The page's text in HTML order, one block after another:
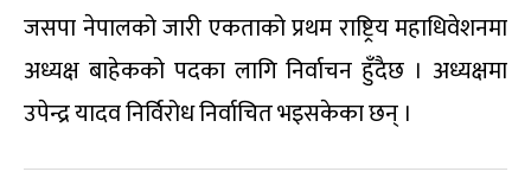
जसपा नेपालको जारी एकताको प्रथम राष्ट्रिय महाधिवेशनमा
अध्यक्ष बाहेकको पदका लागि निर्वाचन हुँदैछ । अध्यक्षमा
उपेन्द्र यादव निर्विरोध निर्वाचित भइसकेका छन् ।